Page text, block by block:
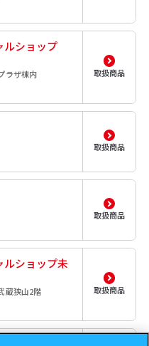
ルショップ
ラザ棟内
取扱商品
取扱商品
取扱商品
ショップ未
蔵狭山2階
取扱商品